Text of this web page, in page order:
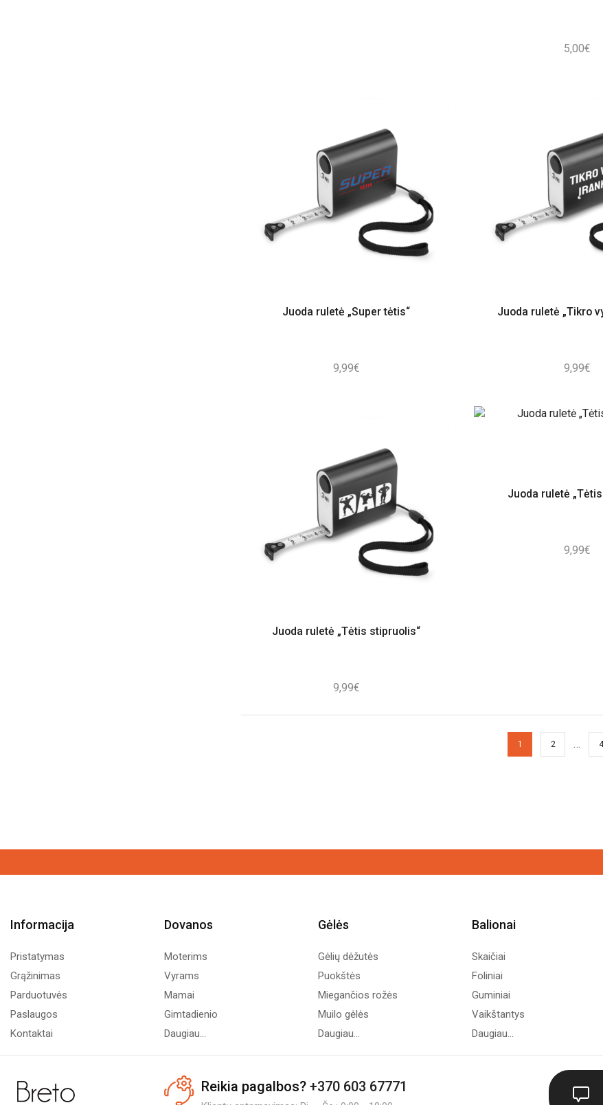
5,00€
Juoda ruletė „Super tėtis“
9,99€
Juoda ruletė „Tikro
9,99€
Juoda ruletė „Tėtis stipruolis“
9,99€
Juoda ruletė
9,99€
1 2 … 4
Informacija
Pristatymas
Grąžinimas
Parduotuvės
Paslaugos
Kontaktai
Dovanos
Moterims
Vyrams
Mamai
Gimtadienio
Daugiau...
Gėlės
Gėlių dėžutės
Puokštės
Miegančios rožės
Muilo gėlės
Daugiau...
Balionai
Skaičiai
Foliniai
Guminiai
Vaikštantys
Daugiau...
Reikia pagalbos? +370 603 67771